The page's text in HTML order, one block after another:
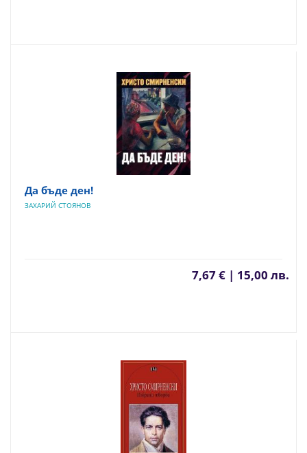
Да бъде ден!
ЗАХАРИЙ СТОЯНОВ
7,67 € | 15,00 лв.